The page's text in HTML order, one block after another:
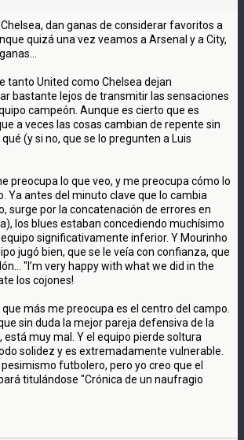
dan ganas de considerar favoritos a
quizá una vez veamos a Arsenal y a City,
tanto United como Chelsea dejan
bastante lejos de transmitir las sensaciones
campeón. Aunque es cierto que es
a veces las cosas cambian de repente sin
(y si no, que se lo pregunten a Luis
preocupa lo que veo, y me preocupa cómo lo
Ya antes del minuto clave que lo cambia
surge por la concatenación de errores en
los blues estaban concediendo muchísimo
significativamente inferior. Y Mourinho
jugó bien, que se le veía con confianza, que
"I’m very happy with what we did in the
los cojones!
más me preocupa es el centro del campo.
sin duda la mejor pareja defensiva de la
muy mal. Y el equipo pierde soltura
solidez y es extremadamente vulnerable.
futbolero, pero yo creo que el
titulándose "Crónica de un naufragio